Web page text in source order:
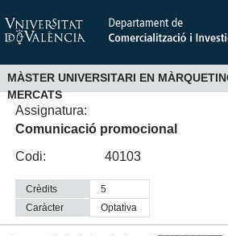
MÀSTER UNIVERSITARI EN
MERCATS
Assignatura:
Comunicació promocional
Codi:
40103
Crèdits
5
Caràcter
optativa